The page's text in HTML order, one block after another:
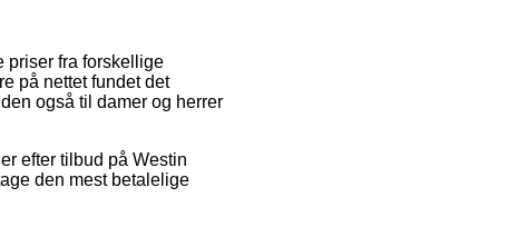
priser fra forskellige
på nettet fundet det
også til damer og herrer
efter tilbud på Westin
den mest betalelige